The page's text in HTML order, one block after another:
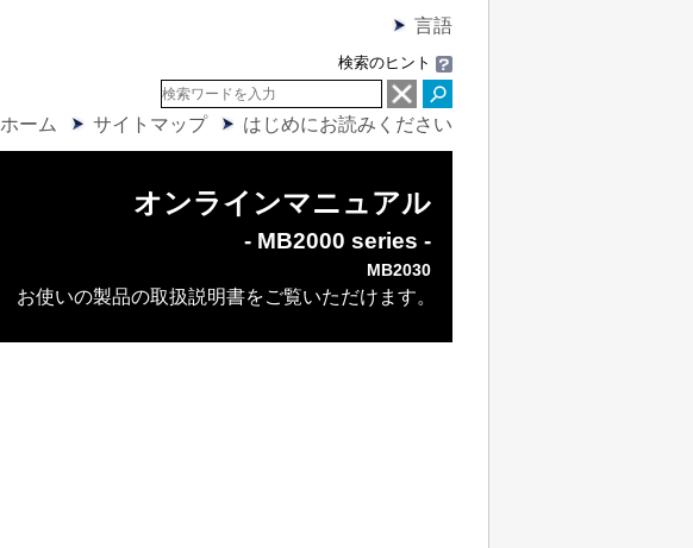
言語
検索のヒント
ホーム サイトマップ はじめにお読みください
オンラインマニュアル
- MB2000 series -
MB2030
お使いの製品の取扱説明書をご覧いただけます。